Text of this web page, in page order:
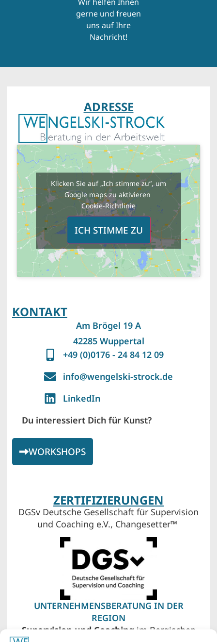
gerne und freuen
uns auf Ihre
Nachricht!
ADRESSE
Klicken Sie auf „Ich stimme zu“, um
Google maps zu aktivieren
Cookie-Richtlinie
ICH STIMME ZU
KONTAKT
Am Brögel 19 A
42285 Wuppertal
+49 (0)0176 - 24 84 12 09
info@wengelski-strock.de
LinkedIn
Du interessiert Dich für Kunst?
WORKSHOPS
ZERTIFIZIERUNGEN
DGSv Deutsche Gesellschaft für Supervision
und Coaching e.V., Changesetter™
UNTERNEHMENSBERATUNG IN DER
REGION
Supervision und Coaching im Bergischen